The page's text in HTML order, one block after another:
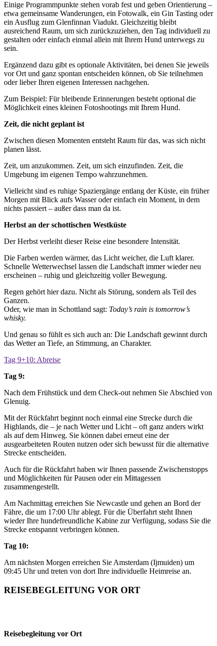
Einige Programmpunkte stehen vorab fest und geben Orientierung –
etwa gemeinsame Wanderungen, ein Fotowalk, ein Gin Tasting oder
ein Ausflug zum Glenfinnan Viadukt. Gleichzeitig bleibt
ausreichend Raum, um sich zurückzuziehen, den Tag individuell zu
gestalten oder einfach einmal allein mit Ihrem Hund unterwegs zu
sein.
Ergänzend dazu gibt es optionale Aktivitäten, bei denen Sie jeweils
vor Ort und ganz spontan entscheiden können, ob Sie teilnehmen
oder lieber Ihren eigenen Interessen nachgehen.
Zum Beispiel: Für bleibende Erinnerungen besteht optional die
Möglichkeit eines kleinen Fotoshootings mit Ihrem Hund.
Zeit, die nicht geplant ist
Zwischen diesen Momenten entsteht Raum für das, was sich nicht
planen lässt.
Zeit, um anzukommen. Zeit, um sich einzufinden. Zeit, die
Umgebung im eigenen Tempo wahrzunehmen.
Vielleicht sind es ruhige Spaziergänge entlang der Küste, ein früher
Morgen mit Blick aufs Wasser oder einfach ein Moment, in dem
nichts passiert – außer dass man da ist.
Herbst an der schottischen Westküste
Der Herbst verleiht dieser Reise eine besondere Intensität.
Die Farben werden wärmer, das Licht weicher, die Luft klarer.
Schnelle Wetterwechsel lassen die Landschaft immer wieder neu
erscheinen – ruhig und gleichzeitig voller Bewegung.
Regen gehört hier dazu. Nicht als Störung, sondern als Teil des
Ganzen.
Oder, wie man in Schottland sagt: Today’s rain is tomorrow’s
whisky.
Und genau so fühlt es sich auch an: Die Landschaft gewinnt durch
das Wetter an Tiefe, an Stimmung, an Charakter.
Tag 9+10: Abreise
Tag 9:
Nach dem Frühstück und dem Check-out nehmen Sie Abschied von
Glenuig.
Mit der Rückfahrt beginnt noch einmal eine Strecke durch die
Highlands, die – je nach Wetter und Licht – oft ganz anders wirkt
als auf dem Hinweg. Sie können dabei erneut eine der
ausgearbeiteten Routen nutzen oder sich bewusst für die alternative
Strecke entscheiden.
Auch für die Rückfahrt haben wir Ihnen passende Zwischenstopps
und Möglichkeiten für Pausen oder ein Mittagessen
zusammengestellt.
Am Nachmittag erreichen Sie Newcastle und gehen an Bord der
Fähre, die um 17:00 Uhr ablegt. Für die Überfahrt steht Ihnen
wieder Ihre hundefreundliche Kabine zur Verfügung, sodass Sie die
Strecke entspannt verbringen können.
Tag 10:
Am nächsten Morgen erreichen Sie Amsterdam (Ijmuiden) um
09:45 Uhr und treten von dort Ihre individuelle Heimreise an.
REISEBEGLEITUNG VOR ORT
Reisebegleitung vor Ort